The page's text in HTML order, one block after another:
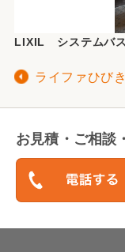
LIXIL システムバ
ライファひび
お見積・ご相談